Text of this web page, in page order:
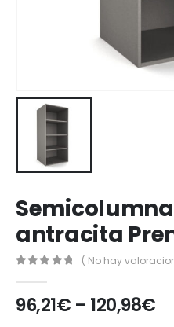
antracita
( No hay
96,21€ – 120,98€